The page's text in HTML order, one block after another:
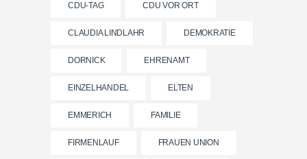
CDU-TAG CDU VOR ORT
CLAUDIA LINDLAHR DEMOKRATIE
DORNICK EHRENAMT
EINZELHANDEL ELTEN
EMMERICH FAMILIE
FIRMENLAUF FRAUEN UNION